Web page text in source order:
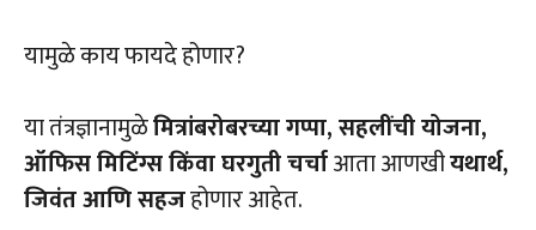
यामुळे काय फायदे होणार?
या तंत्रज्ञानामुळेमित्रांबरोबरच्या गप्पा, सहलींची योजना,
ऑफिस मिटिंग्स किंवा घरगुती चर्चाआता आणखीयथार्थ,
जिवंत आणि सहजहोणार आहेत.